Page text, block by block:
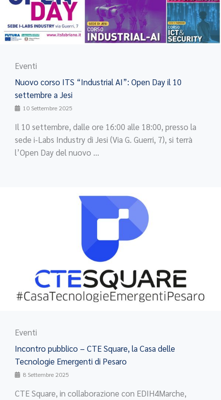
Eventi
Nuovo corso ITS “Industrial AI”: Open Day il 10
settembre a Jesi
10 Settembre 2025
Il 10 settembre, dalle ore 16:00 alle 18:00, presso la
sede i-Labs Industry di Jesi (Via G. Guerri, 7), si terrà
l’Open Day del nuovo ...
Eventi
Incontro pubblico – CTE Square, la Casa delle
Tecnologie Emergenti di Pesaro
8 Settembre 2025
CTE Square, in collaborazione con EDIH4Marche,